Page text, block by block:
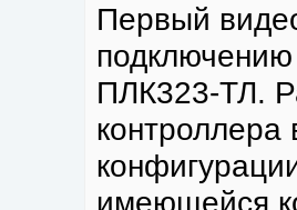
Первый
ПЛК323-ТЛ.
контроллера
имеющейся